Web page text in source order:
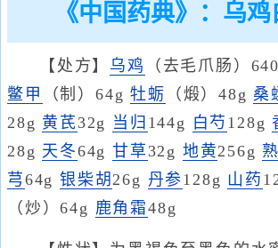
《中国药典》：乌
【处方】 乌鸡 （去毛爪肠）
鳖甲
（制）64g牡蛎 （煅）48g 桑
28g 黄芪 32g 当归 144g 白芍 128g
28g 天冬64g甘草 32g 地黄256g
芎64g银柴胡26g 丹参128g 山药
（炒）64g 鹿角霜48g